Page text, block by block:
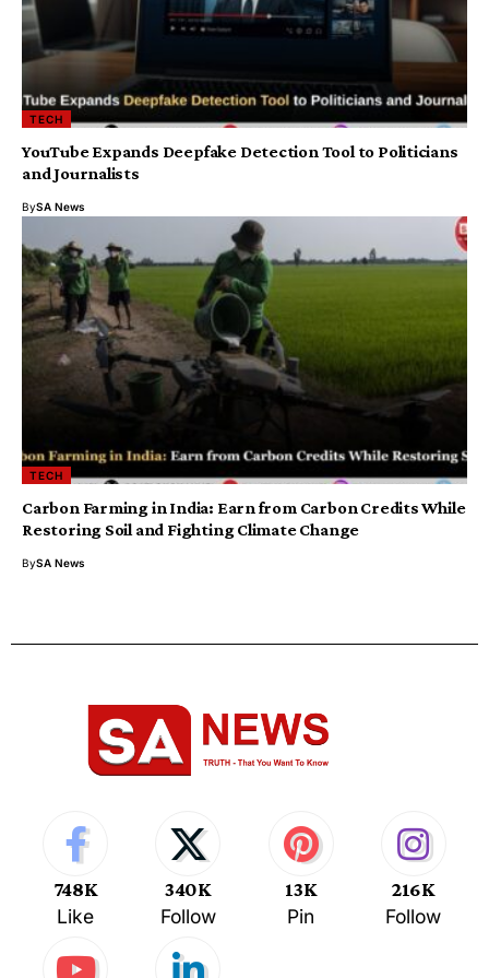
TECH
YouTube Expands Deepfake Detection Tool to Politicians
and Journalists
BySA News
TECH
Carbon Farming in India: Earn from Carbon Credits While
Restoring Soil and Fighting Climate Change
BySA News
748K
Like
340K
Follow
13K
Pin
216K
Follow